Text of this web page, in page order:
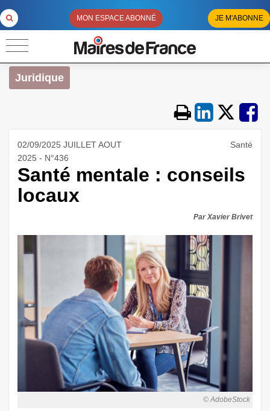
MON ESPACE ABONNÉ JE M'ABONNE
Juridique
02/09/2025 JUILLET AOUT
2025 - N°436
Santé
Santé mentale : conseils
locaux
Par Xavier Brivet
© AdobeStock